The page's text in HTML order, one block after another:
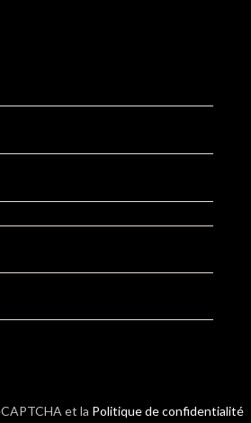
et la Politique de confidentialité